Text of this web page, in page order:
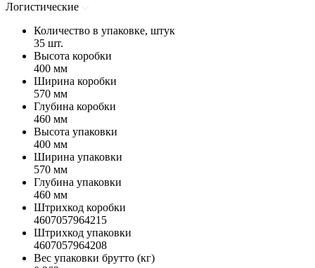
Логистические
Количество в упаковке, штук
35 шт.
Высота коробки
400 мм
Ширина коробки
570 мм
Глубина коробки
460 мм
Высота упаковки
400 мм
Ширина упаковки
570 мм
Глубина упаковки
460 мм
Штрихкод коробки
4607057964215
Штрихкод упаковки
4607057964208
Вес упаковки брутто (кг)